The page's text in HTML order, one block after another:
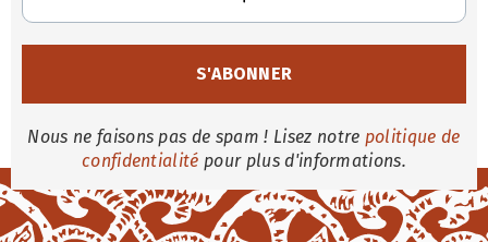
Nous ne faisons pas de spam ! Lisez notre politique de
confidentialité pour plus d'informations.